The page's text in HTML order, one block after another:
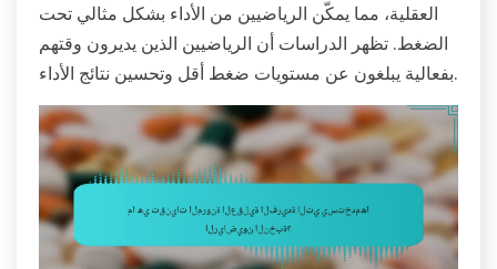
العقلية، مما يمكّن الرياضيين من الأداء بشكل مثالي تحت
الضغط. تظهر الدراسات أن الرياضيين الذين يديرون وقتهم
بفعالية يبلغون عن مستويات ضغط أقل وتحسين نتائج الأداء.